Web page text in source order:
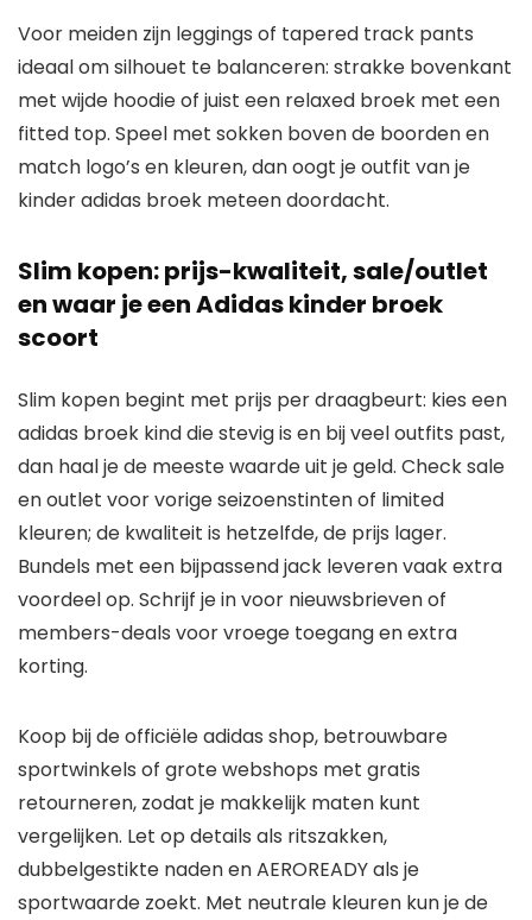
Voor meiden zijn leggings of tapered track pants
ideaal om silhouet te balanceren: strakke bovenkant
met wijde hoodie of juist een relaxed broek met een
fitted top. Speel met sokken boven de boorden en
match logo’s en kleuren, dan oogt je outfit van je
kinder adidas broek meteen doordacht.
Slim kopen: prijs-kwaliteit, sale/outlet
en waar je een Adidas kinder broek
scoort
Slim kopen begint met prijs per draagbeurt: kies een
adidas broek kind die stevig is en bij veel outfits past,
dan haal je de meeste waarde uit je geld. Check sale
en outlet voor vorige seizoenstinten of limited
kleuren; de kwaliteit is hetzelfde, de prijs lager.
Bundels met een bijpassend jack leveren vaak extra
voordeel op. Schrijf je in voor nieuwsbrieven of
members-deals voor vroege toegang en extra
korting.
Koop bij de officiële adidas shop, betrouwbare
sportwinkels of grote webshops met gratis
retourneren, zodat je makkelijk maten kunt
vergelijken. Let op details als ritszakken,
dubbelgestikte naden en AEROREADY als je
sportwaarde zoekt. Met neutrale kleuren kun je de